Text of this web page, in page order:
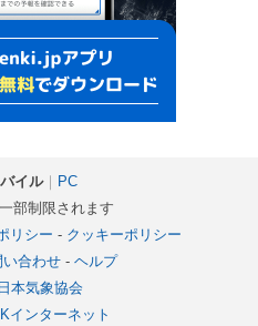
イル｜ PC
部制限されます
リシー - クッキーポリシー
い合わせ- ヘルプ
日本気象協会
インターネット